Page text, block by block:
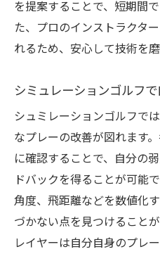
を提案することで、短期間
た、プロのインストラクタ
れるため、安心して技術を
シミュレーションゴルフ
シュミレーションゴルフで
なプレーの改善が図れます
に確認することで、自分の
ドバックを得ることが可能
角度、飛距離などを数値化
づかない点を見つけること
レイヤーは自分自身のプレ